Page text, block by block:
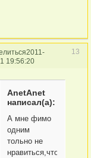
13
2011-
19:56:20
AnetAnet
написал(а):
А мне фимо
одним
тольно не
нравиться,что